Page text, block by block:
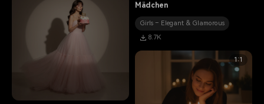
Mädchen
Girls – Elegant & Glamorous
8.7K
1:1